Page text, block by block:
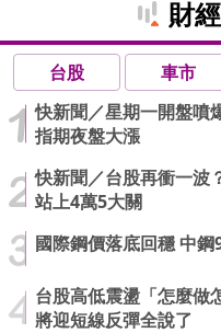
財
台股 車市
快新聞／星期一開盤
指期夜盤大漲
快新聞／台股再衝一波
站上4萬5大關
國際鋼價落底回穩 中
台股高低震盪「怎麼做
將迎短線反彈全說了